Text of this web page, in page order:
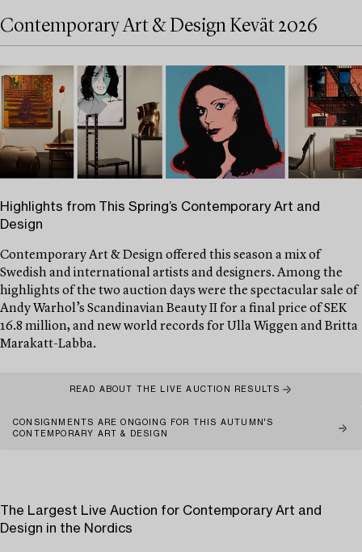
Contemporary Art & Design Kevät 2026
Highlights from This Spring’s Contemporary Art and
Design
Contemporary Art & Design offered this season a mix of
Swedish and international artists and designers. Among the
highlights of the two auction days were the spectacular sale of
Andy Warhol’s Scandinavian Beauty II for a final price of SEK
16.8 million, and new world records for Ulla Wiggen and Britta
Marakatt-Labba.
READ ABOUT THE LIVE AUCTION RESULTS
CONSIGNMENTS ARE ONGOING FOR THIS AUTUMN'S
CONTEMPORARY ART & DESIGN
The Largest Live Auction for Contemporary Art and
Design in the Nordics